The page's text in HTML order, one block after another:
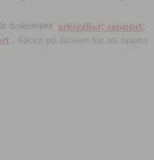
dokument arkivalier; rapport;
; Klicka på länken för att öppna